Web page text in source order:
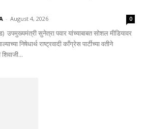
- August 4, 2026 0
उपमुख्यमंत्री सुनेत्रा पवार यांच्याबाबत सोशल मीडियावर
निषेधार्थ राष्ट्रवादी काँग्रेस पार्टीच्या वतीने